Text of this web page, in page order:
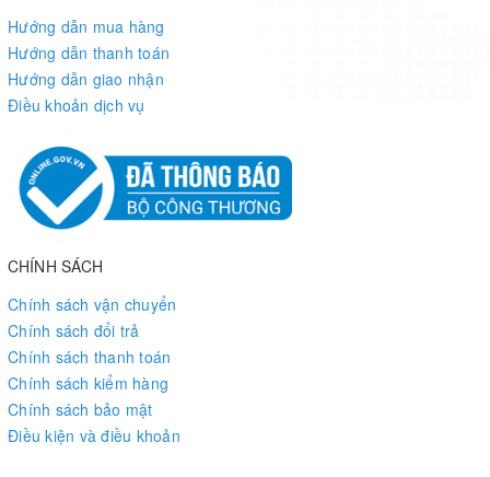
Hướng dẫn mua hàng
Hướng dẫn thanh toán
Hướng dẫn giao nhận
Điều khoản dịch vụ
CHÍNH SÁCH
Chính sách vận chuyển
Chính sách đổi trả
Chính sách thanh toán
Chính sách kiểm hàng
Chính sách bảo mật
Điều kiện và điều khoản